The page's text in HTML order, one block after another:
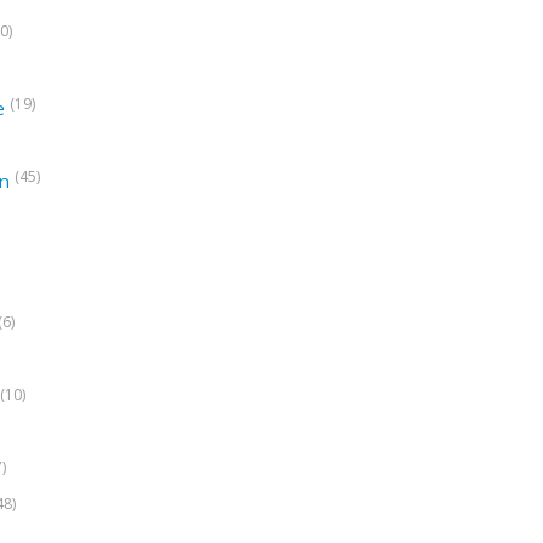
(19)
(45)
(10)